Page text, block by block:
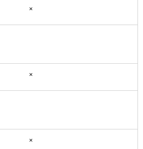
×
×
×